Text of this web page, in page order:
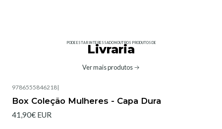
PODE ESTAR INTERESSADO NOUTROS PRODUTOS DE
Livraria
Ver mais produtos
9786555846218|
Box Coleção Mulheres - Capa Dura
41,90€ EUR